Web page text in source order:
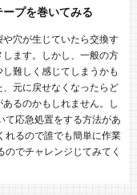
ープを巻いてみる
穴が生じていたら交換す
します。しかし、一般の方
難しく感じてしまうかも
、元に戻せなくなったらど
あるのかもしれません。し
て応急処置をする方法があ
れるので誰でも簡単に作業
でチャレンジじてみてく